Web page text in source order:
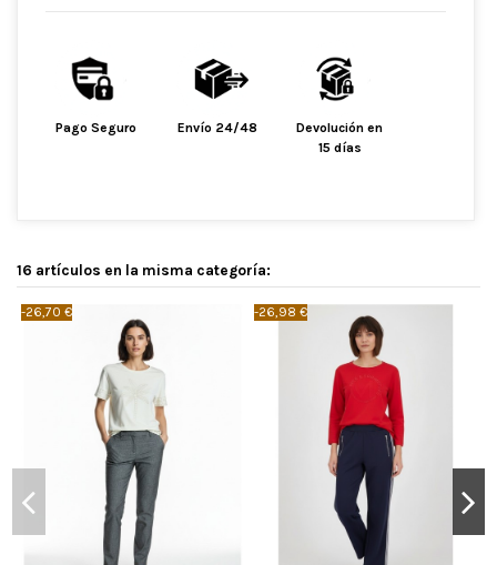
Pago Seguro Envío 24/48
Devolución en
15 días
16 artículos en la misma categoría:
-26,70 € -26,98 €